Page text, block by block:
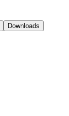
Downloads